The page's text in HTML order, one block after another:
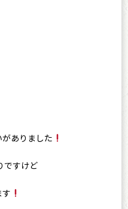
ありました
ですけど